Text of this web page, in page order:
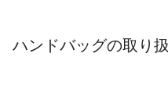
ハンドバッグの取り